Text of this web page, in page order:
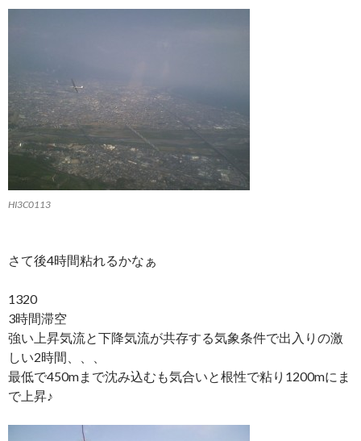
HI3C0113
さて後4時間粘れるかなぁ
1320
3時間滞空
強い上昇気流と下降気流が共存する気象条件で出入りの激
しい2時間、、、
最低で450mまで沈み込むも気合いと根性で粘り1200mにま
で上昇♪